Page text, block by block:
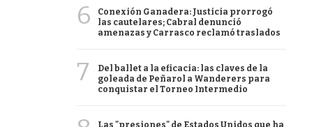
6
Conexión Ganadera: Justicia prorrogó
las cautelares; Cabral denunció
amenazas y Carrasco reclamó traslados
7
Del ballet a la eficacia: las claves de la
goleada de Peñarol a Wanderers para
conquistar el Torneo Intermedio
Las "presiones" de Estados Unidos que ha